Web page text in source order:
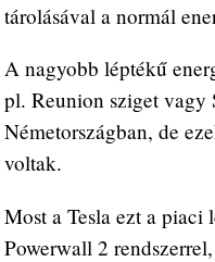
tárolásával a normál
A nagyobb léptékű
pl. Reunion sziget vagy
Németországban, de
voltak.
Most a Tesla ezt a piaci
Powerwall 2